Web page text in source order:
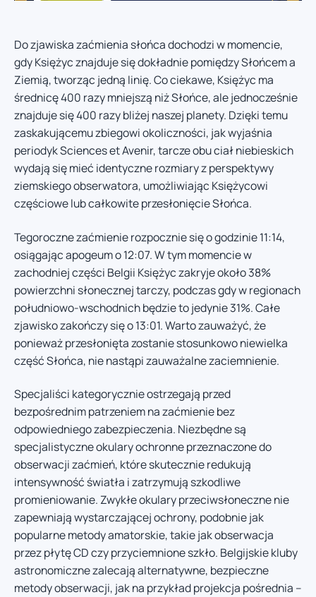
Do zjawiska zaćmienia słońca dochodzi w momencie,
gdy Księżyc znajduje się dokładnie pomiędzy Słońcem a
Ziemią, tworząc jedną linię. Co ciekawe, Księżyc ma
średnicę 400 razy mniejszą niż Słońce, ale jednocześnie
znajduje się 400 razy bliżej naszej planety. Dzięki temu
zaskakującemu zbiegowi okoliczności, jak wyjaśnia
periodyk Sciences et Avenir, tarcze obu ciał niebieskich
wydają się mieć identyczne rozmiary z perspektywy
ziemskiego obserwatora, umożliwiając Księżycowi
częściowe lub całkowite przesłonięcie Słońca.
Tegoroczne zaćmienie rozpocznie się o godzinie 11:14,
osiągając apogeum o 12:07. W tym momencie w
zachodniej części Belgii Księżyc zakryje około 38%
powierzchni słonecznej tarczy, podczas gdy w regionach
południowo-wschodnich będzie to jedynie 31%. Całe
zjawisko zakończy się o 13:01. Warto zauważyć, że
ponieważ przesłonięta zostanie stosunkowo niewielka
część Słońca, nie nastąpi zauważalne zaciemnienie.
Specjaliści kategorycznie ostrzegają przed
bezpośrednim patrzeniem na zaćmienie bez
odpowiedniego zabezpieczenia. Niezbędne są
specjalistyczne okulary ochronne przeznaczone do
obserwacji zaćmień, które skutecznie redukują
intensywność światła i zatrzymują szkodliwe
promieniowanie. Zwykłe okulary przeciwsłoneczne nie
zapewniają wystarczającej ochrony, podobnie jak
popularne metody amatorskie, takie jak obserwacja
przez płytę CD czy przyciemnione szkło. Belgijskie kluby
astronomiczne zalecają alternatywne, bezpieczne
metody obserwacji, jak na przykład projekcja pośrednia –